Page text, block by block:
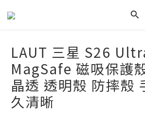
LAUT 三星 S26
MagSafe 磁吸保護
晶透 透明殼 防摔殼
久清晰